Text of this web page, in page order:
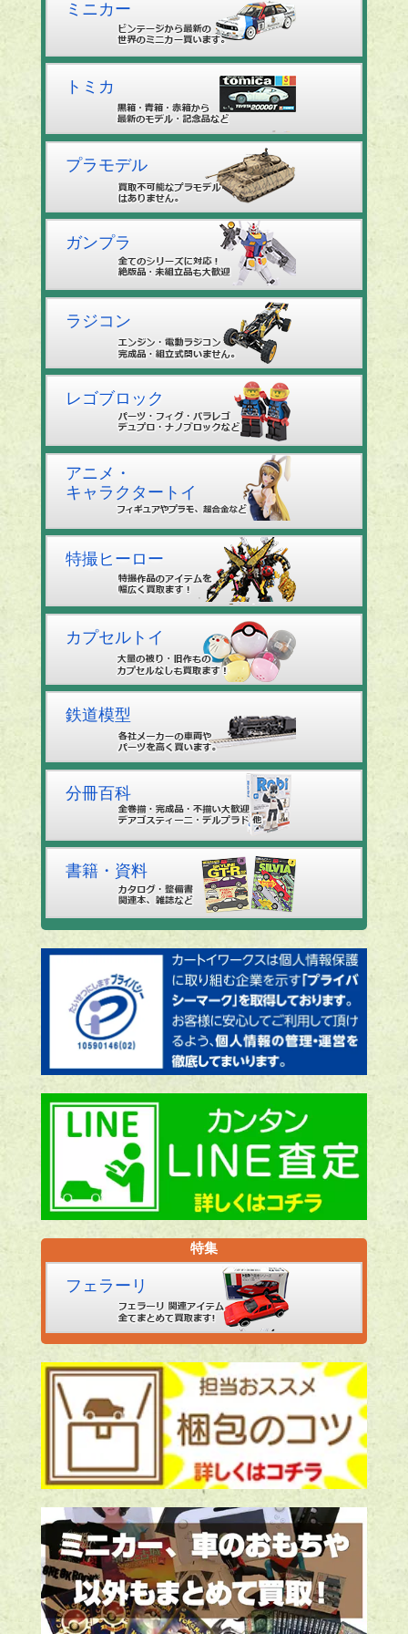
ミニカー
トミカ
プラモデル
ガンプラ
ラジコン
レゴブロック
アニメ・
キャラクタートイ
特撮ヒーロー
カプセルトイ
鉄道模型
分冊百科
書籍・資料
特集
フェラーリ